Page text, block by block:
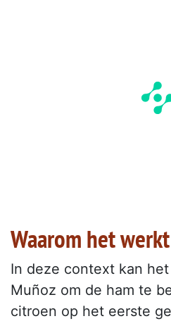
Waarom het werkt
In deze context kan
Muñoz om de ham te
citroen op het eerste